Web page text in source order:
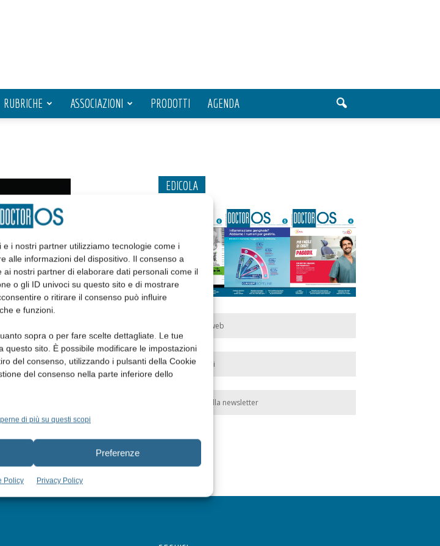
i nostri partner utilizziamo tecnologie come i
alle informazioni del dispositivo. Il consenso a
nostri partner di elaborare dati personali come il
o gli ID univoci su questo sito e di mostrare
o ritirare il consenso può influire
e funzioni.
sopra o per fare scelte dettagliate. Le tue
questo sito. È possibile modificare le impostazioni
del consenso, utilizzando i pulsanti della Cookie
del consenso nella parte inferiore dello
di più su questi scopi
Preferenze
Policy Privacy Policy
RUBRICHE ASSOCIAZIONI PRODOTTI AGENDA
EDICOLA
Edicola web
Abbonati
Iscriviti alla newsletter